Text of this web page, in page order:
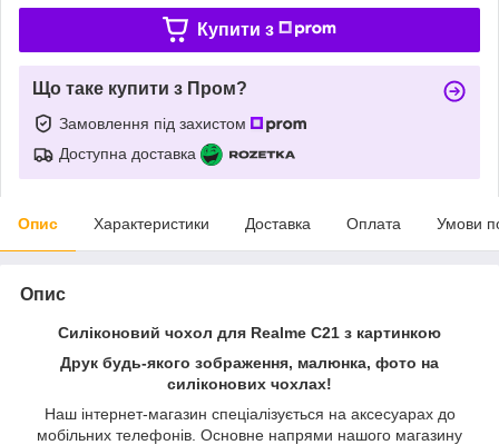
Купити з
Що таке купити з Пром?
Замовлення під захистом
Доступна доставка
Опис Характеристики Доставка Оплата Умови
Опис
Силіконовий чохол для Realme C21 з картинкою
Друк будь-якого зображення, малюнка, фото на
силіконових чохлах!
Наш інтернет-магазин спеціалізується на аксесуарах до
мобільних телефонів. Основне напрями нашого магазину